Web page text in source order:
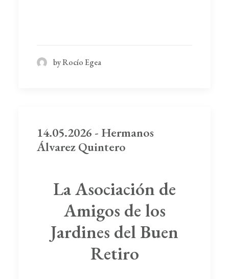
by Rocío Egea
14.05.2026 - Hermanos
Álvarez Quintero
La Asociación de
Amigos de los
Jardines del Buen
Retiro